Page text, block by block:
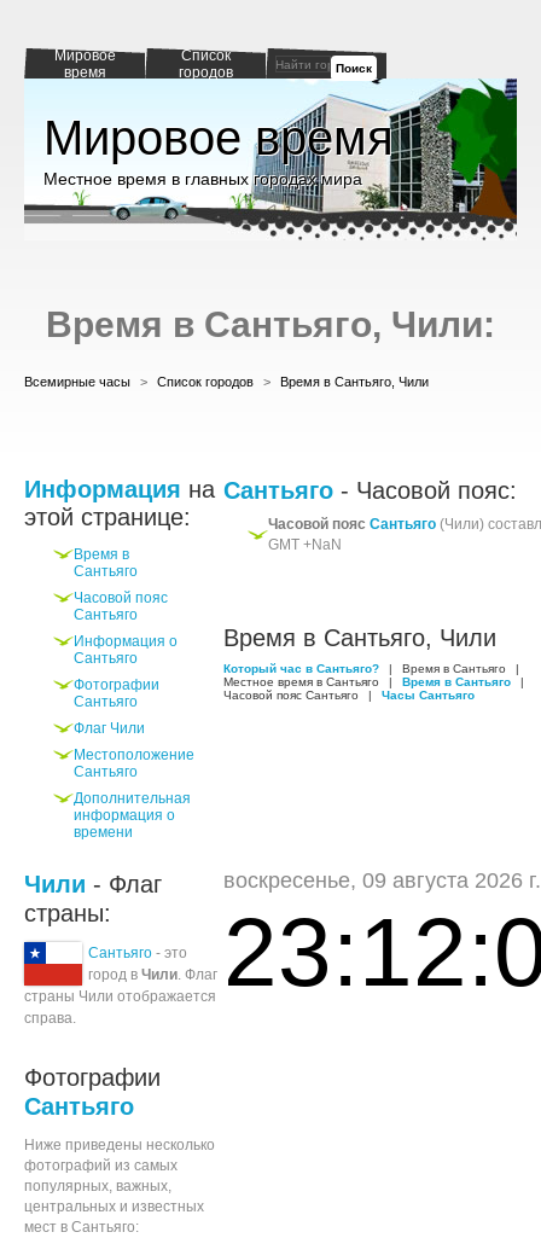
Мировое
время
Список
городов
Поиск
Мировое время
Местное время в главных городах мира
Время в Сантьяго, Чили:
Всемирные часы > Список городов > Время в Сантьяго, Чили
Информация на
этой странице:
Время в
Сантьяго
Часовой пояс
Сантьяго
Информация о
Сантьяго
Фотографии
Сантьяго
Флаг Чили
Местоположение
Сантьяго
Дополнительная
информация о
времени
Чили - Флаг
страны:
Сантьяго - это
город в Чили. Флаг
страны Чили отображается
справа.
Фотографии
Сантьяго
Ниже приведены несколько
фотографий из самых
популярных, важных,
центральных и известных
мест в Сантьяго:
Сантьяго - Часовой пояс:
Часовой пояс Сантьяго (Чили)
GMT +NaN
Время в Сантьяго, Чили
Который час в Сантьяго? | Время в Сантьяго
|
Местное время в Сантьяго
| Время в Сантьяго
|
Часовой пояс Сантьяго
| Часы Сантьяго
воскресенье, 09 августа 2026 г.